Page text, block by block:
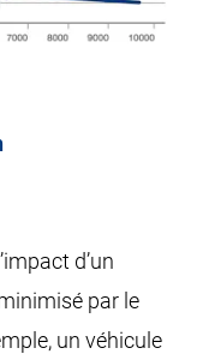
d’un
par le
un véhicule